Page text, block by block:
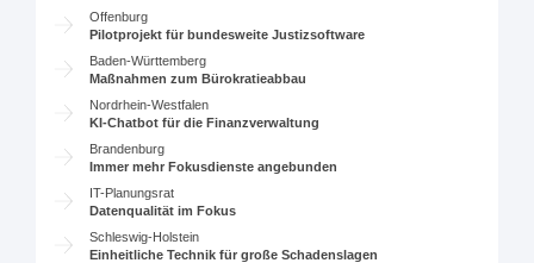
Offenburg
Pilotprojekt für bundesweite Justizsoftware
Baden-Württemberg
Maßnahmen zum Bürokratieabbau
Nordrhein-Westfalen
KI-Chatbot für die Finanzverwaltung
Brandenburg
Immer mehr Fokusdienste angebunden
IT-Planungsrat
Datenqualität im Fokus
Schleswig-Holstein
Einheitliche Technik für große Schadenslagen